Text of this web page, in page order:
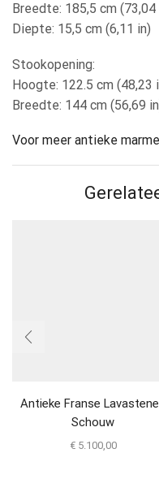
Breedte: 185,5 cm (73,04
Diepte: 15,5 cm (6,11 in)
Stookopening:
Hoogte: 122.5 cm (48,23
Breedte: 144 cm (56,69
Voor meer antieke
Antieke Franse
Schouw
€5.100,00